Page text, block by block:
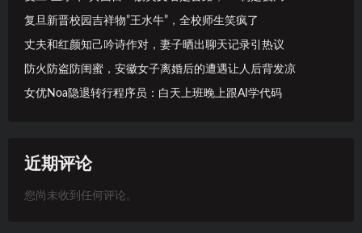
复旦新晋校园吉祥物”王水牛”，全校师生笑疯了
丈夫和红颜知己吟诗作对，妻子晒出聊天记录引热议
防火防盗防闺蜜，安徽女子离婚后的遭遇让人后背发凉
女优Noa隐退转行程序员：白天上班晚上跟AI学代码
近期评论
您尚未收到任何评论。